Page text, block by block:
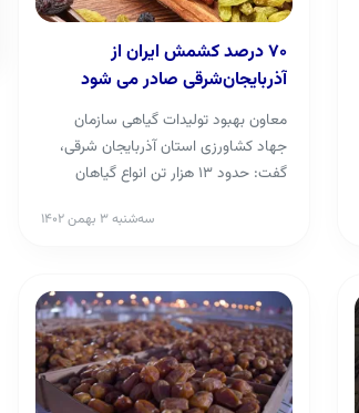
۷۰ درصد کشمش ایران از
آذربایجان‌شرقی صادر می شود
معاون بهبود تولیدات گیاهی سازمان
جهاد کشاورزی استان آذربایجان شرقی،
گفت: حدود ۱۳ هزار تن انواع گیاهان
سه‌شنبه ۳ بهمن ۱۴۰۲